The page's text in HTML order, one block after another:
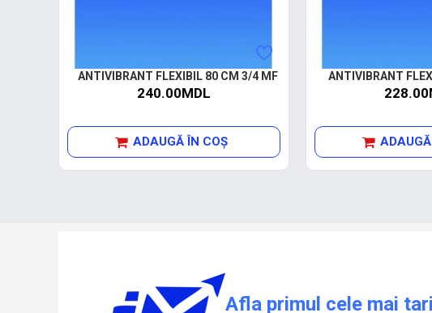
ANTIVIBRANT FLEXIBIL 80 CM 3/4 MF
240.00MDL
ADAUGĂ ÎN COŞ
ANTIVIBRANT
Afla primul cele mai